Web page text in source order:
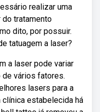
realizar uma
do tratamento
dito, por possuir.
tatuagem a laser?
a laser pode variar
vários fatores.
lasers para a
clínica estabelecida há